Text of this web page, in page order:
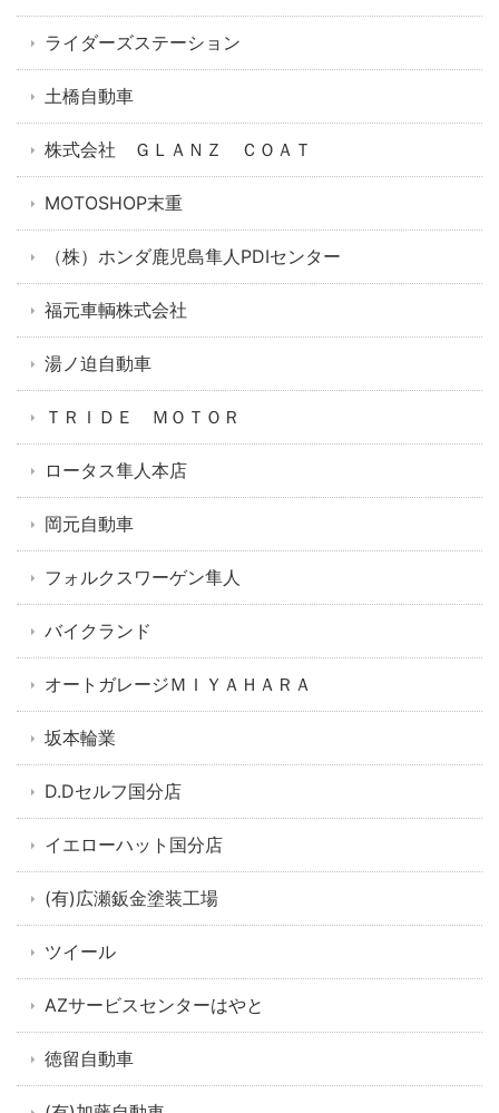
ライダーズステーション
土橋自動車
株式会社 ＧＬＡＮＺ ＣＯＡＴ
MOTOSHOP末重
（株）ホンダ鹿児島隼人PDIセンター
福元車輌株式会社
湯ノ迫自動車
ＴＲＩＤＥ ＭＯＴＯＲ
ロータス隼人本店
岡元自動車
フォルクスワーゲン隼人
バイクランド
オートガレージＭＩＹＡＨＡＲＡ
坂本輪業
D.Dセルフ国分店
イエローハット国分店
(有)広瀬鈑金塗装工場
ツイール
AZサービスセンターはやと
徳留自動車